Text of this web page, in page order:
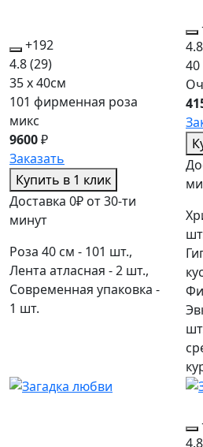
+192
4.8(29)
35 x 40см
101 фирменная роза
микс
9600₽
Заказать
Купить в 1 клик
Доставка 0₽ от 30-ти
минут
Роза 40 см - 101 шт.,
Лента атласная - 2 шт.,
Современная упаковка -
1 шт.
4.8
40
4.8